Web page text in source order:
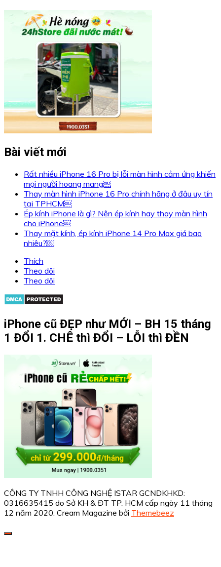
Bài viết mới
Rất nhiều iPhone 16 Pro bị lỗi màn hình cảm ứng khiến
mọi người hoang mang￼
Thay màn hình iPhone 16 Pro chính hãng ở đâu uy tín
tại TPHCM￼
Ép kính iPhone là gì? Nên ép kính hay thay màn hình
cho iPhone￼
Thay mặt kính, ép kính iPhone 14 Pro Max giá bao
nhiêu?￼
Thích
Theo dõi
Theo dõi
iPhone cũ ĐẸP như MỚI – BH 15 tháng
1 ĐỔI 1. CHÊ thì ĐỔI – LỖI thì ĐỀN
CÔNG TY TNHH CÔNG NGHỆ ISTAR GCNDKHKD:
0316635415 do Sở KH & ĐT TP. HCM cấp ngày 11 tháng
12 năm 2020. Cream Magazine bởi Themebeez